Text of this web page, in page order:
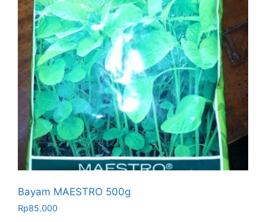
Bayam MAESTRO 500g
Rp85.000